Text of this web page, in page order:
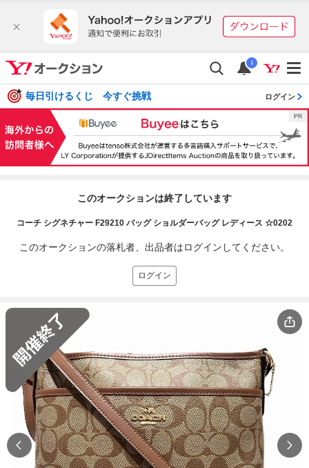
i
毎日引けるくじ 今すぐ挑戦 ログイン
このオークションは終了しています
コーチ シグネチャー F29210 バッグ ショルダーバッグ レディース ☆0202
このオークションの落札者、出品者はログインしてください。
ログイン